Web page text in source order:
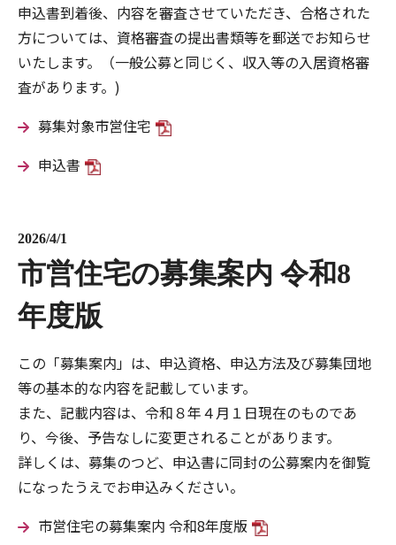
申込書到着後、内容を審査させていただき、合格された
方については、資格審査の提出書類等を郵送でお知らせ
いたします。（一般公募と同じく、収入等の入居資格審
査があります。)
募集対象市営住宅
申込書
2026/4/1
市営住宅の募集案内 令和8
年度版
この「募集案内」は、申込資格、申込方法及び募集団地
等の基本的な内容を記載しています。
また、記載内容は、令和８年４月１日現在のものであ
り、今後、予告なしに変更されることがあります。
詳しくは、募集のつど、申込書に同封の公募案内を御覧
になったうえでお申込みください。
市営住宅の募集案内 令和8年度版